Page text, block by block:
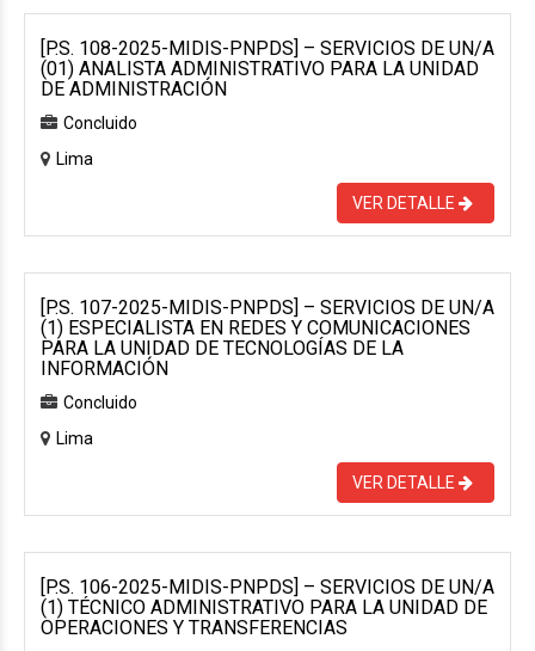
[P.S. 108-2025-MIDIS-PNPDS] – SERVICIOS DE UN/A
(01) ANALISTA ADMINISTRATIVO PARA LA UNIDAD
DE ADMINISTRACIÓN
Concluido
Lima
VER DETALLE
[P.S. 107-2025-MIDIS-PNPDS] – SERVICIOS DE UN/A
(1) ESPECIALISTA EN REDES Y COMUNICACIONES
PARA LA UNIDAD DE TECNOLOGÍAS DE LA
INFORMACIÓN
Concluido
Lima
VER DETALLE
[P.S. 106-2025-MIDIS-PNPDS] – SERVICIOS DE UN/A
(1) TÉCNICO ADMINISTRATIVO PARA LA UNIDAD DE
OPERACIONES Y TRANSFERENCIAS